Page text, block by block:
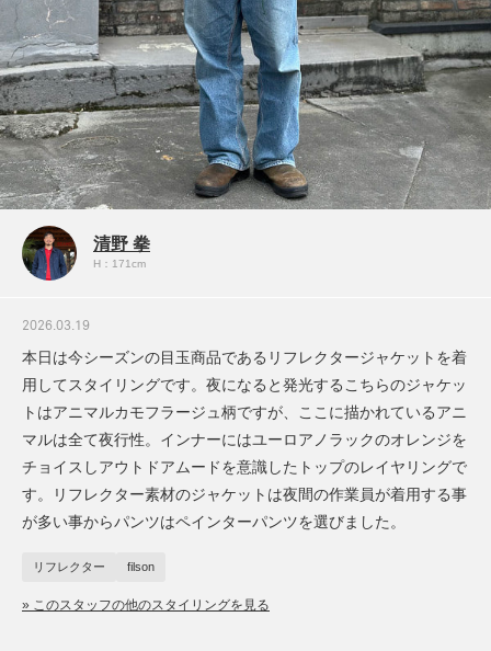
清野 拳
H：171cm
2026.03.19
本日は今シーズンの目玉商品であるリフレクタージャケットを着
用してスタイリングです。夜になると発光するこちらのジャケッ
トはアニマルカモフラージュ柄ですが、ここに描かれているアニ
マルは全て夜行性。インナーにはユーロアノラックのオレンジを
チョイスしアウトドアムードを意識したトップのレイヤリングで
す。リフレクター素材のジャケットは夜間の作業員が着用する事
が多い事からパンツはペインターパンツを選びました。
リフレクター filson
» このスタッフの他のスタイリングを見る